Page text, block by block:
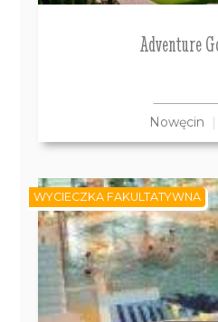
Adventure
Nowęcin
WYCIECZKA FAKULTATYWNA